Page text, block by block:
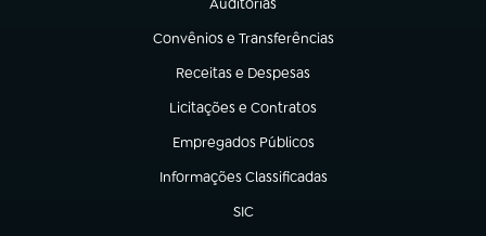
Auditorias
(abre em nova aba)
Convênios e Transferências
(abre em nova aba)
Receitas e Despesas
(abre em nova aba)
Licitações e Contratos
(abre em nova aba)
Empregados Públicos
(abre em nova aba)
Informações Classificadas
(abre em nova aba)
SIC
(abre em nova aba)